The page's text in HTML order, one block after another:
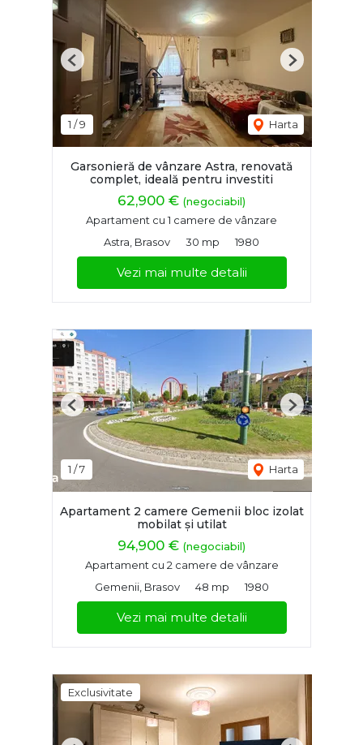
1 /9 Harta
Previous Next
Garsonieră de vânzare Astra, renovată
complet, ideală pentru investiti
62,900 € (negociabil)
Apartament cu 1 camere de vânzare
Astra, Brasov
30 mp 1980
Vezi mai multe detalii
1 /7 Harta
Previous Next
Apartament 2 camere Gemenii bloc izolat
mobilat și utilat
94,900 € (negociabil)
Apartament cu 2 camere de vânzare
Gemenii, Brasov
48 mp 1980
Vezi mai multe detalii
Exclusivitate